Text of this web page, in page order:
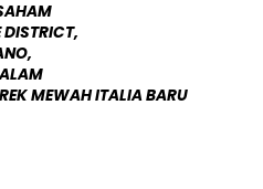
MEWAH ITALIA BARU